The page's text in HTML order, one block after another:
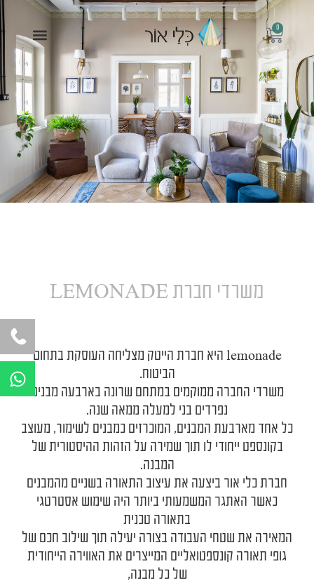
0
עגלת
קניות
תפריט
משרדי חברת LEMONADE
lemonade היא חברת הייטק מצליחה העוסקת בתחום
הביטוח.
משרדי החברה ממוקמים במתחם שרונה בארבעה מבנים
נפרדים בני למעלה ממאה שנה.
כל אחד מארבעת המבנים, המוכרזים כמבנים לשימור, מעוצב
בקונספט ייחודי לו תוך שמירה על הזהות ההיסטורית של
המבנה.
חברת כלי אור ביצעה את עיצוב התאורה בשניים מהמבנים
כאשר האתגר המשמעותי ביותר היה שימוש אסטרטגי
בתאורה טכנית
המאירה את שטחי העבודה בצורה יעילה תוך שילוב חכם של
גופי תאורה קונספטואליים המייצרים את האווירה הייחודית
של כל מבנה,
W
h